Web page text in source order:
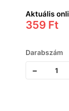
Aktuális
359 Ft
Darabszám
-